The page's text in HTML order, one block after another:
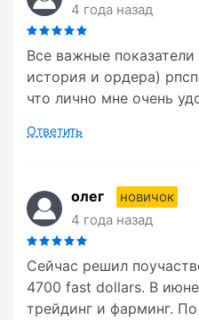
4 года назад
Все важные
история и ордера)
что лично мне очень
Ответить
олег
новичок
4 года назад
Сейчас решил
4700 fast dollars. В
трейдинг и фарминг.